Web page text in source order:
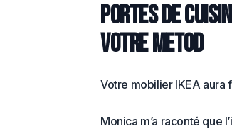
Portes de
votre METOD
Votre mobilier IKEA aura
Monica m’a raconté que